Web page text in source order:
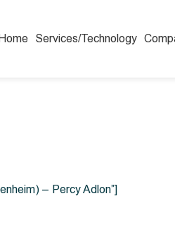
Home Services/Technology
– Percy Adlon”]